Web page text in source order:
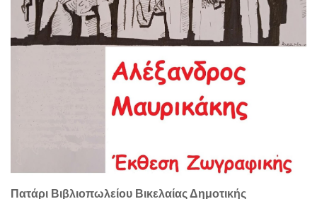
Πατάρι Βιβλιοπωλείου Βικελαίας Δημοτικής